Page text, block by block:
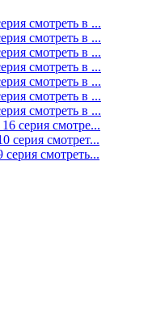
смотреть в ...
смотреть в ...
смотреть в ...
смотреть в ...
смотреть в ...
смотреть в ...
смотреть в ...
серия смотре...
серия смотрет...
смотреть...